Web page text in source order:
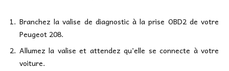
Branchez la valise de diagnostic à la prise OBD2 de votre
Peugeot 208.
Allumez la valise et attendez qu’elle se connecte à votre
voiture.